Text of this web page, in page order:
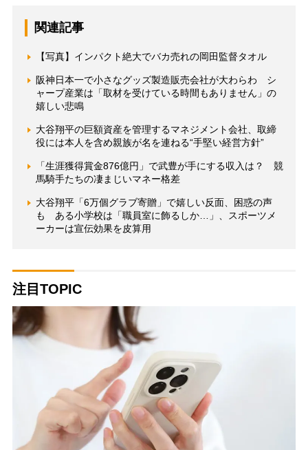
関連記事
【写真】インパクト絶大でバカ売れの岡田監督タオル
阪神日本一で小さなグッズ製造販売会社が大わらわ シ
ャープ産業は「取材を受けている時間もありません」の
嬉しい悲鳴
大谷翔平の巨額資産を管理するマネジメント会社、取締
役には本人を含め親族が名を連ねる“手堅い経営方針”
「生涯獲得賞金876億円」で武豊が手にする収入は？ 競
馬騎手たちの凄まじいマネー格差
大谷翔平「6万個グラブ寄贈」で嬉しい反面、困惑の声
も ある小学校は「職員室に飾るしか…」、スポーツメ
ーカーは宣伝効果を皮算用
注目TOPIC